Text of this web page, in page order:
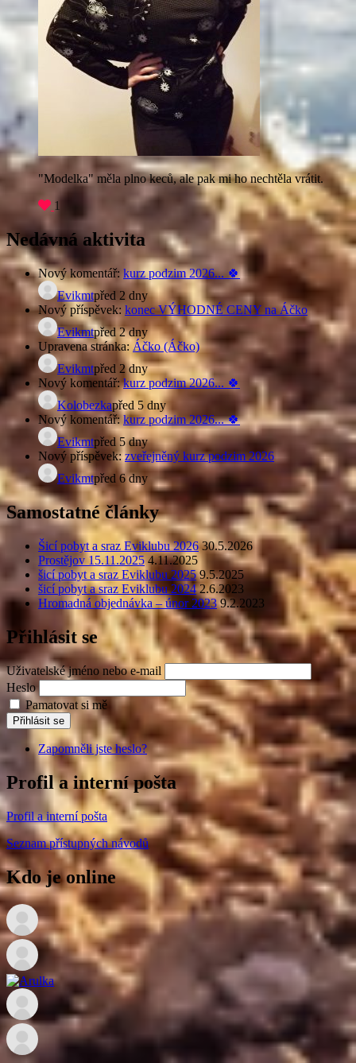
"Modelka" měla plno keců, ale pak mi ho nechtěla vrátit.
1
Nedávná aktivita
Nový komentář: kurz podzim 2026... 🍀
Evikmtpřed 2 dny
Nový příspěvek: konec VÝHODNÉ CENY na Áčko
Evikmtpřed 2 dny
Upravena stránka:Áčko (Áčko)
Evikmtpřed 2 dny
Nový komentář:kurz podzim 2026... 🍀
Kolobezkapřed 5 dny
Nový komentář: kurz podzim 2026... 🍀
Evikmtpřed 5 dny
Nový příspěvek:zveřejněný kurz podzim 2026
Evikmtpřed 6 dny
Samostatné články
Šicí pobyt a sraz Eviklubu 2026 30.5.2026
Prostějov 15.11.2025 4.11.2025
šicí pobyt a sraz Eviklubu 2025 9.5.2025
šicí pobyt a sraz Eviklubu 2024 2.6.2023
Hromadná objednávka – únor 2023 9.2.2023
Přihlásit se
Uživatelské jméno nebo e-mail
Heslo
Pamatovat si mě
Přihlásit se
Zapomněli jste heslo?
Profil a interní pošta
Profil a interní pošta
Seznam přístupných návodů
Kdo je online